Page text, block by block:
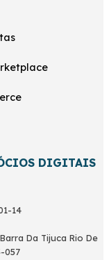
DIGITAIS
14
Da Tijuca Rio De
057